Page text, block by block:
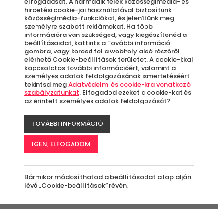
Szűrők beállítása
Élmények
Rendezés:
Nincs találat a keresési paraméterek szerint!
hirdetési cookie-jai használatával biztosítunk
közösségimédia-funkciókat, és jelenítünk meg
személyre szabott reklámokat. Ha több
információra van szükséged, vagy kiegészítenéd a
beállításaidat, kattints a További információ
gombra, vagy keresd fel a webhely alsó részéről
elérhető Cookie-beállítások területet. A cookie-kkal
kapcsolatos további információért, valamint a
személyes adatok feldolgozásának ismertetéséért
tekintsd megAdatvédelmi és cookie-kra vonatkozó
szabályzatunkat. Elfogadod ezeket a cookie-kat és
az érintett személyes adatok feldolgozását?
TOVÁBBI INFORMÁCIÓ
IGEN, ELFOGADOM
Bármikor módosíthatod a beállításodat a lap alján
lévő „Cookie-beállítások” révén.